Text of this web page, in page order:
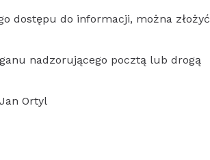
dostępu do informacji, można złożyć
nadzorującego pocztą lub drogą
Ortyl